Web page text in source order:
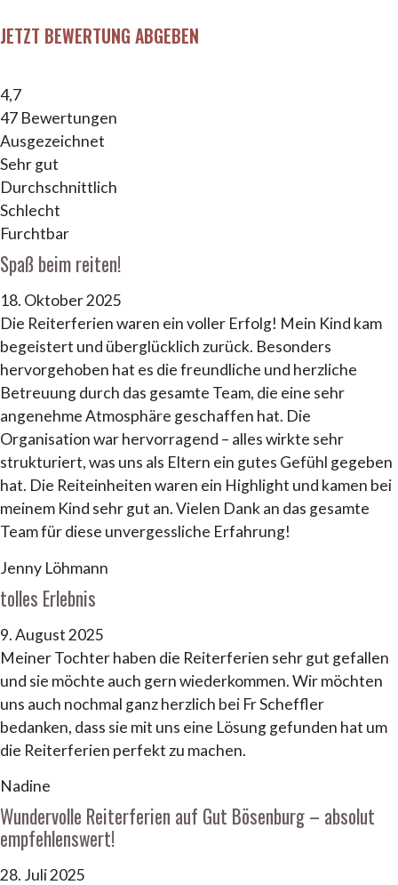
JETZT BEWERTUNG ABGEBEN
4,7
47 Bewertungen
Ausgezeichnet
Sehr gut
Durchschnittlich
Schlecht
Furchtbar
Spaß beim reiten!
18. Oktober 2025
Die Reiterferien waren ein voller Erfolg! Mein Kind kam
begeistert und überglücklich zurück. Besonders
hervorgehoben hat es die freundliche und herzliche
Betreuung durch das gesamte Team, die eine sehr
angenehme Atmosphäre geschaffen hat. Die
Organisation war hervorragend – alles wirkte sehr
strukturiert, was uns als Eltern ein gutes Gefühl gegeben
hat. Die Reiteinheiten waren ein Highlight und kamen bei
meinem Kind sehr gut an. Vielen Dank an das gesamte
Team für diese unvergessliche Erfahrung!
Jenny Löhmann
tolles Erlebnis
9. August 2025
Meiner Tochter haben die Reiterferien sehr gut gefallen
und sie möchte auch gern wiederkommen. Wir möchten
uns auch nochmal ganz herzlich bei Fr Scheffler
bedanken, dass sie mit uns eine Lösung gefunden hat um
die Reiterferien perfekt zu machen.
Nadine
Wundervolle Reiterferien auf Gut Bösenburg – absolut
empfehlenswert!
28. Juli 2025